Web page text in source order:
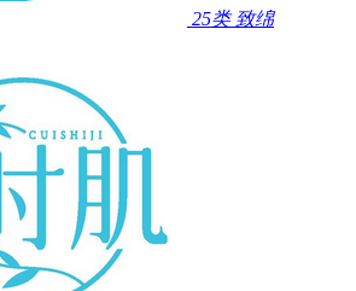
25类 致绵